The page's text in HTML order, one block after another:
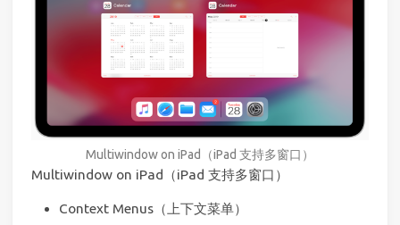
Multiwindow on iPad（iPad 支持多窗口）
Multiwindow on iPad（iPad 支持多窗口）
Context Menus（上下文菜单）